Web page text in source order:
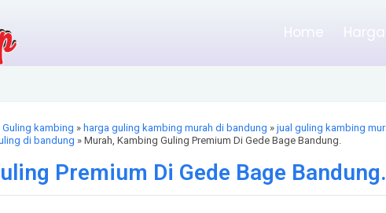
Home
Guling kambing » harga guling kambing murah di bandung » jual guling kambing
di bandung » Murah, Kambing Guling Premium Di Gede Bage Bandung.
Premium Di Gede Bage Bandung.